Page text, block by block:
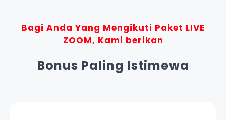
Bagi Anda Yang Mengikuti Paket LIVE
ZOOM, Kami berikan
Bonus Paling Istimewa